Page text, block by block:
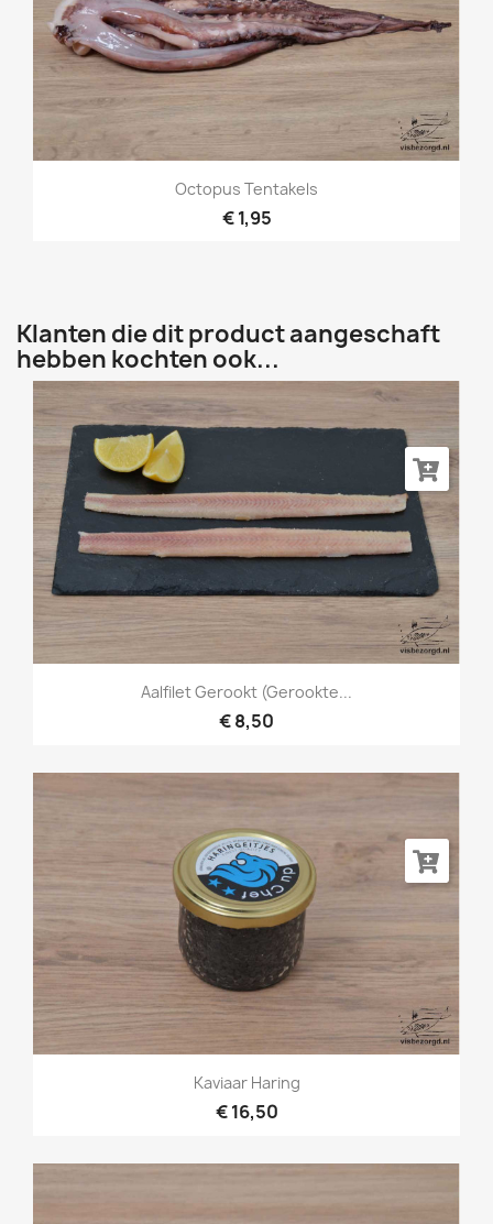
Octopus Tentakels
€ 1,95
Klanten die dit product aangeschaft
hebben kochten ook...
Aalfilet Gerookt (gerookte...
€ 8,50
Kaviaar Haring
€ 16,50